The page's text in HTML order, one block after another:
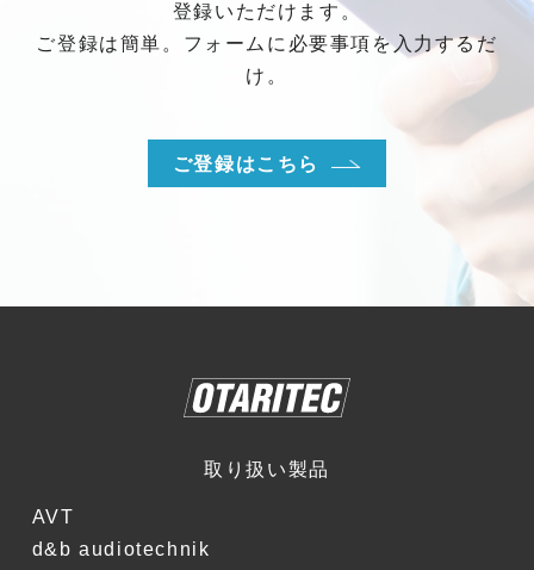
登録いただけます。
ご登録は簡単。フォームに必要事項を入力するだ
け。
ご登録はこちら
取り扱い製品
AVT
d&b audiotechnik